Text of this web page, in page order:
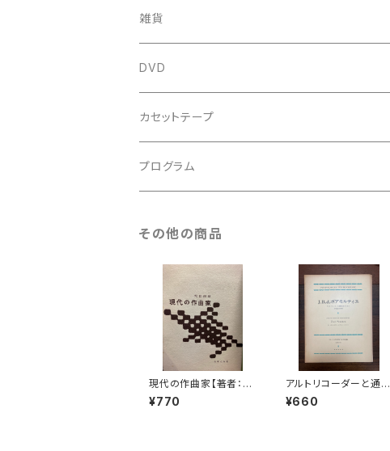
新古本
中古本
中古本
スコア
鍵盤用
古楽以外
スコア
古楽関係
古楽以外
雑貨
トートバッグ
バロック
ルネサンス
DVD
古楽
古楽以外
カセットテープ
古楽
プログラム
古楽以外
その他の商品
現代の作曲家【著者：柴
田南雄】出版社：音楽之
友社 昭和33年
¥770
アルトリコーダーと通奏
低音のための2つのソナ
タ【著者：JOSEPH BO
¥660